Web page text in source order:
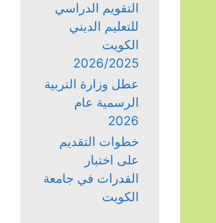
التقويم الدراسي
للتعليم الديني
الكويت
2026/2025
عطل وزارة التربية
الرسمية عام
2026
خطوات التقديم
على اختبار
القدرات في جامعة
الكويت